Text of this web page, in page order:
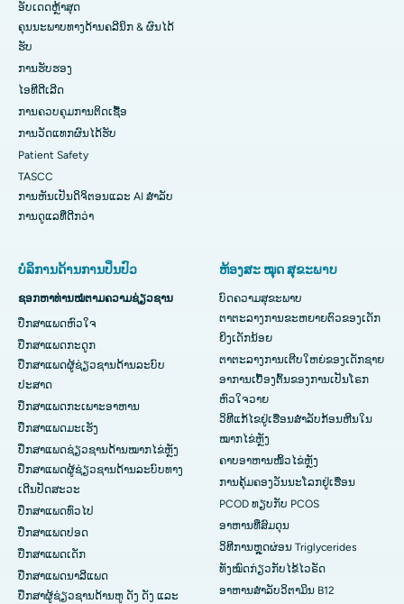
ອັບເດດຫຼ້າສຸດ
ຄຸນນະພາບທາງດ້ານຄລີນິກ & ຜົນໄດ້
ຮັບ
ການຮັບຮອງ
ໄອທີດີເລີດ
ການ​ຄວບ​ຄຸມ​ການ​ຕິດ​ເຊື້ອ​
ການວັດແທກຜົນໄດ້ຮັບ
Patient Safety
TASCC
ການຫັນເປັນດິຈິຕອນແລະ AI ສໍາລັບ
ການດູແລທີ່ດີກວ່າ
ບໍລິການດ້ານການປິ່ນປົວ
ຊອກຫາທ່ານໝໍຕາມຄວາມຊ່ຽວຊານ
ປຶກສາແພດຫົວໃຈ
ປຶກສາແພດກະດູກ
ປຶກສາແພດຜູ້ຊ່ຽວຊານດ້ານລະບົບ
ປະສາດ
ປຶກສາແພດກະເພາະອາຫານ
ປຶກສາແພດມະເຮັງ
ປຶກສາແພດຊ່ຽວຊານດ້ານໝາກໄຂ່ຫຼັງ
ປຶກສາແພດຜູ້ຊ່ຽວຊານດ້ານລະບົບທາງ
ເດີນປັດສະວະ
ປຶກສາແພດທົ່ວໄປ
ປຶກສາແພດປອດ
ປຶກສາແພດເດັກ
ປຶກສາແພດນາລີແພດ
ປຶກສາຜູ້ຊ່ຽວຊານດ້ານຫູ ດັງ ດັງ ແລະ
ຫ້ອງສະ ໝຸດ ສຸຂະພາບ
ບົດຄວາມສຸຂະພາບ
ຕາຕະລາງການຂະຫຍາຍຕົວຂອງເດັກ
ຍິງເດັກນ້ອຍ
ຕາຕະລາງການເຕີບໃຫຍ່ຂອງເດັກຊາຍ
ອາການເບື້ອງຕົ້ນຂອງການເປັນໂຣກ
ຫົວໃຈວາຍ
ວິທີແກ້ໄຂຢູ່ເຮືອນສຳລັບກ້ອນຫີນໃນ
ໝາກໄຂ່ຫຼັງ
ຄາບອາຫານໜິ້ວໄຂ່ຫຼັງ
ການຄຸ້ມຄອງວັນນະໂລກຢູ່ເຮືອນ
PCOD ທຽບກັບ PCOS
ອາຫານທີ່ສົມດຸນ
ວິທີການຫຼຸດຜ່ອນ Triglycerides
ທັງໝົດກ່ຽວກັບໄຂ້ໄວຣັດ
ອາຫານສຳລັບວິຕາມິນ B12